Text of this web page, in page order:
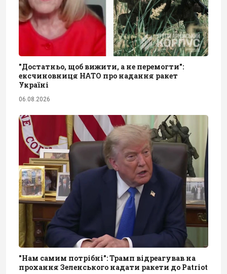
"Достатньо, щоб вижити, а не перемогти":
ексчиновниця НАТО про надання ракет
Україні
06.08.2026
"Нам самим потрібні": Трамп відреагував на
прохання Зеленського надати ракети до Patriot